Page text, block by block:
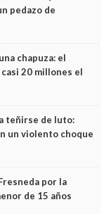
pedazo de
chapuza: el
20 millones el
cabían por los
teñirse de luto:
un violento choque
por la
de 15 años